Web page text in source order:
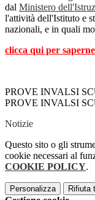
dal Ministero
l'attività dell'Istituto e
nazionali, e in quali
clicca qui per
PROVE INVALSI
PROVE INVALSI
Notizie
Questo sito o gli
cookie necessari al
COOKIE POLICY.
Personalizza Rifiuta